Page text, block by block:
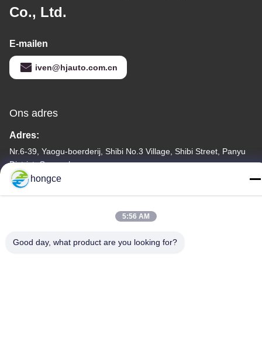
Co., Ltd.
E-mailen
iven@hjauto.com.cn
Ons adres
Adres:
Nr.6-39, Yaogu-boerderij, Shibi No.3 Village, Shibi Street, Panyu
District, Guangzhou
Tel.:
hongce
5:56 AM
Good day, what product are you looking for?